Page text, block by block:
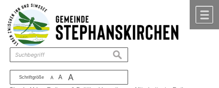
Zum Inhalt ,zur Navigation
Schriftgröße A A A
suchen